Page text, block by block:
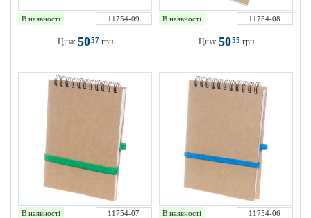
В наявності 11754-09
Ціна: 5057 грн
В наявності 11754-08
Ціна: 5055 грн
В наявності 11754-07 В наявності 11754-06